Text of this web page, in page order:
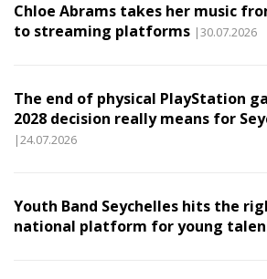
Chloe Abrams takes her music
to streaming platforms |30.07.2026
The end of physical PlayStation
2028 decision really means for
|24.07.2026
Youth Band Seychelles hits the
national platform for young